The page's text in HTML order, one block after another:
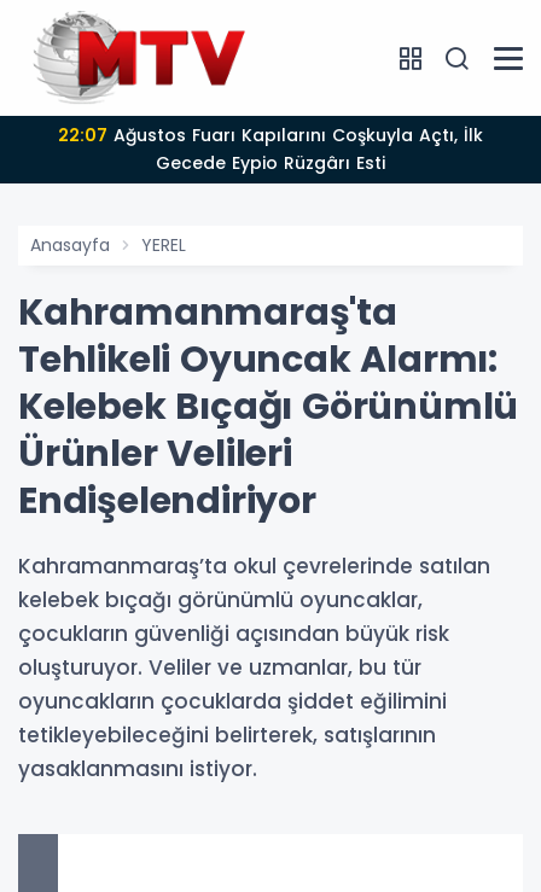
22:07
Gecede Eypio Rüzgârı Esti
Anasayfa YEREL
Kahramanmaraş'ta
Tehlikeli Oyuncak Alarmı:
Kelebek Bıçağı Görünümlü
Ürünler Velileri
Endişelendiriyor
Kahramanmaraş’ta okul çevrelerinde satılan
kelebek bıçağı görünümlü oyuncaklar,
çocukların güvenliği açısından büyük risk
oluşturuyor. Veliler ve uzmanlar, bu tür
oyuncakların çocuklarda şiddet eğilimini
tetikleyebileceğini belirterek, satışlarının
yasaklanmasını istiyor.